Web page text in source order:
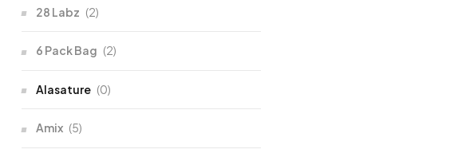
28 Labz (2)
6 Pack Bag (2)
Alasature (0)
Amix (5)